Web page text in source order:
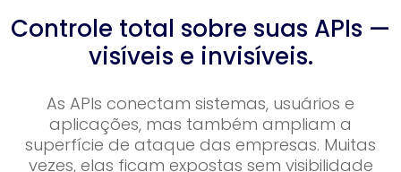
Controle total sobre suas APIs —
visíveis e invisíveis.
As APIs conectam sistemas, usuários e
aplicações, mas também ampliam a
superfície de ataque das empresas. Muitas
vezes, elas ficam expostas sem visibilidade